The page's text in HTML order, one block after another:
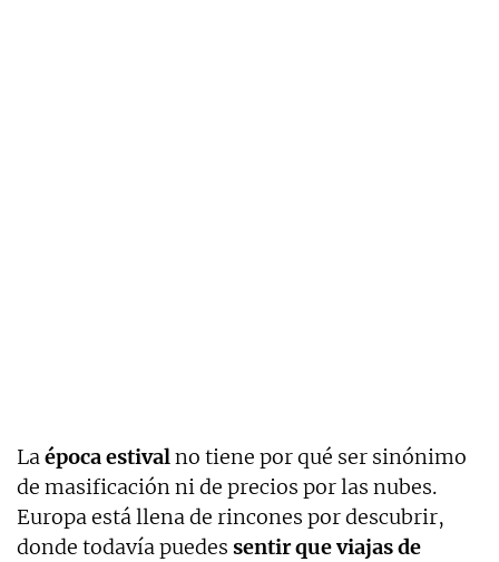
Laépoca estivalno tiene por qué ser sinónimo
de masificación ni de precios por las nubes.
Europa está llena de rincones por descubrir,
donde todavía puedes sentir que viajas de